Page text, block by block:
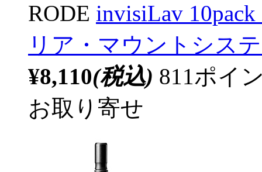
RODE invisiLav
リア・マウントシス
¥8,110(税込) 811ポイ
お取り寄せ